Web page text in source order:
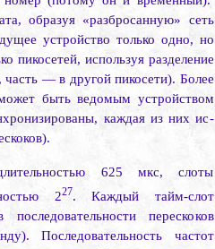
образуя «разбросан­ную» сеть
устройство только одно, но
пикосетей, используя раз­деление
— в другой пикосети). Более
быть ведомым устройством
каждая из них ис­
625 мкс, слоты
227. Каждый тайм-слот
перескоков
Последовательность частот